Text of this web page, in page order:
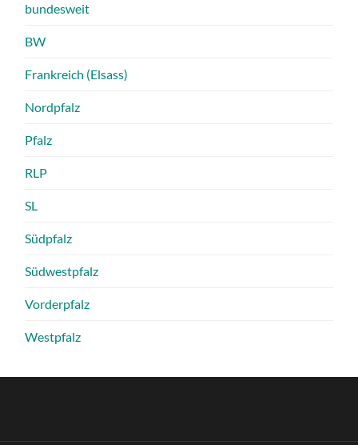
bundesweit
BW
Frankreich (Elsass)
Nordpfalz
Pfalz
RLP
SL
Südpfalz
Südwestpfalz
Vorderpfalz
Westpfalz